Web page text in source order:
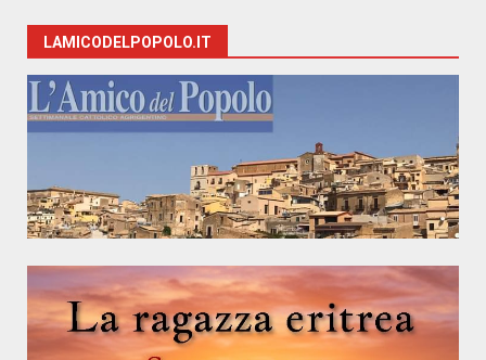
LAMICODELPOPOLO.IT